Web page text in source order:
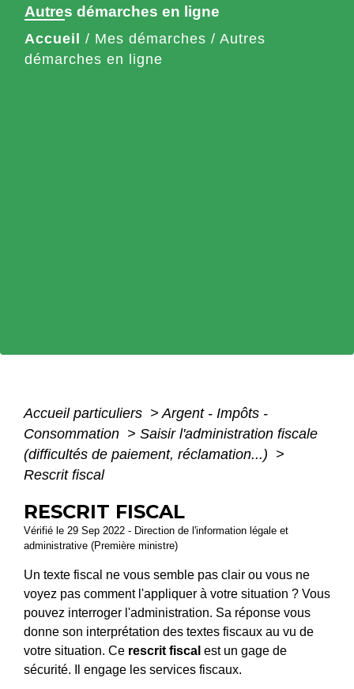
Autres démarches en ligne
Accueil / Mes démarches / Autres
démarches en ligne
Accueil particuliers > Argent - Impôts -
Consommation > Saisir l'administration fiscale
(difficultés de paiement, réclamation...) >
Rescrit fiscal
RESCRIT FISCAL
Vérifié le 29 Sep 2022 - Direction de l'information légale et
administrative (Première ministre)
Un texte fiscal ne vous semble pas clair ou vous ne
voyez pas comment l'appliquer à votre situation ? Vous
pouvez interroger l'administration. Sa réponse vous
donne son interprétation des textes fiscaux au vu de
votre situation. Ce rescrit fiscal est un gage de
sécurité. Il engage les services fiscaux.